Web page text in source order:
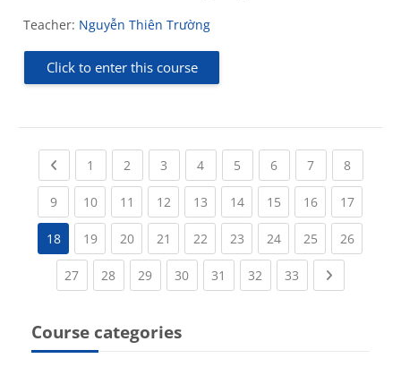
Teacher: Nguyễn Thiên Trường
Click to enter this course
Previous page
1 (current)
2 (current)
3 (current)
4(current)
5 (current)
6(current)
7(current)
8(current)
9(current)
10(current)
11 (current)
12(current)
13(current)
14(current)
15(current)
16(current)
17
18 19(current)
20(current)
21 (current)
22(current)
23(current)
24(current)
25(current)
26
27(current)
28(current)
29(current)
30(current)
31 (current)
32 (current)
33 (current)Next page
Course categories